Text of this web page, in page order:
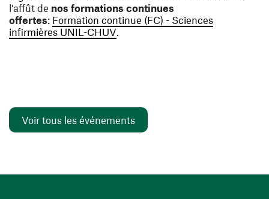
l'affût de nos formations continues
offertes: Formation continue (FC) - Sciences
infirmières UNIL-CHUV.
Voir tous les événements